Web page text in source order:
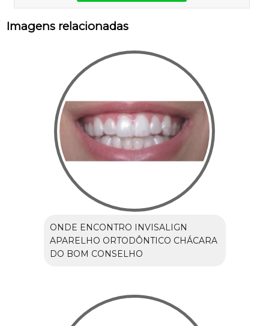
Imagens relacionadas
ONDE ENCONTRO INVISALIGN
APARELHO ORTODÔNTICO CHÁCARA
DO BOM CONSELHO